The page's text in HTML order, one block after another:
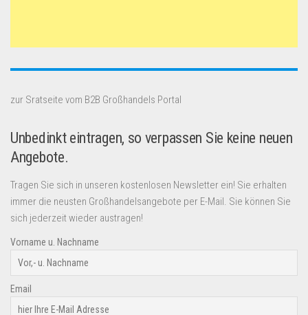
zur Sratseite vom B2B Großhandels Portal
Unbedinkt eintragen, so verpassen Sie keine neuen
Angebote.
Tragen Sie sich in unseren kostenlosen Newsletter ein! Sie erhalten
immer die neusten Großhandelsangebote per E-Mail. Sie können Sie
sich jederzeit wieder austragen!
Vorname u. Nachname
Email